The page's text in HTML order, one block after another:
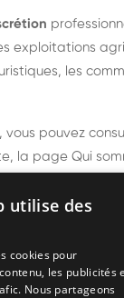
exploitations
les
vous pouvez
, la page Qui
est-il
utilise des
cookies pour
les publicités
Nous partageons